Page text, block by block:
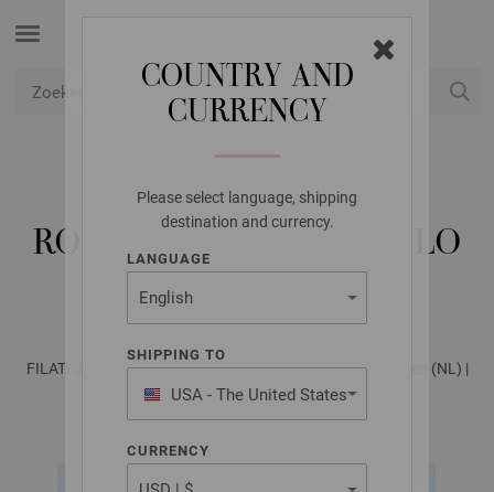
COUNTRY AND
CURRENCY
Please select language, shipping
destination and currency.
LANGUAGE
SHIPPING TO
USA - The United States
of America
CURRENCY
LANA GROSSA
ROK TENCELLINO & FILO
PAILLETTES
FILATI Journal No. 71 - Tijdschrift (DE) + Breibeschrijvingen (NL) |
Patroon 30